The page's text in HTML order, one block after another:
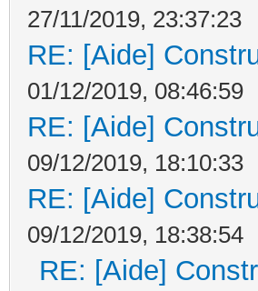
27/11/2019, 23:37:23
RE: [Aide]
01/12/2019, 08:46:59
RE: [Aide]
09/12/2019, 18:10:33
RE: [Aide]
09/12/2019, 18:38:54
RE: [Aide]